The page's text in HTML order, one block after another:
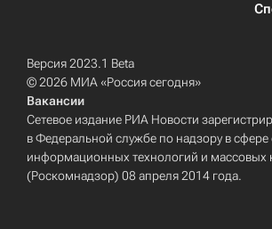
Версия 2023.1 Beta
© 2026 МИА «Россия сегодня»
Вакансии
Сетевое издание РИА Новости
в Федеральной службе по надзору в сфере
информационных технологий и массовых
(Роскомнадзор) 08 апреля 2014 года.